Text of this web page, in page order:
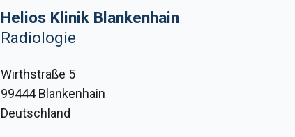
Helios Klinik Blankenhain
Radiologie
Wirthstraße 5
99444 Blankenhain
Deutschland